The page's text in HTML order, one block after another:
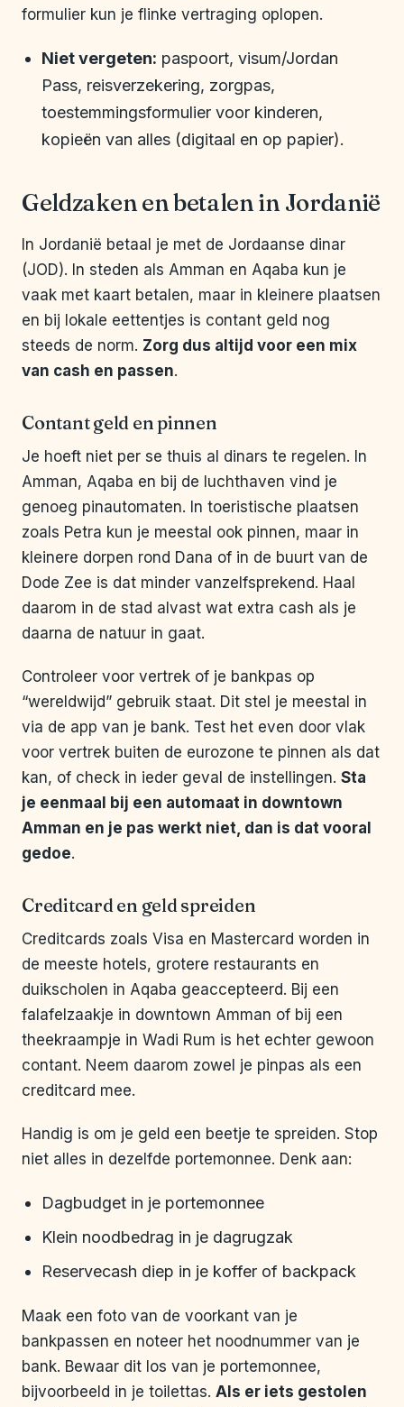
formulier kun je flinke vertraging oplopen.
Niet vergeten: paspoort, visum/Jordan
Pass, reisverzekering, zorgpas,
toestemmingsformulier voor kinderen,
kopieën van alles (digitaal en op papier).
Geldzaken en betalen in Jordanië
In Jordanië betaal je met de Jordaanse dinar
(JOD). In steden als Amman en Aqaba kun je
vaak met kaart betalen, maar in kleinere plaatsen
en bij lokale eettentjes is contant geld nog
steeds de norm. Zorg dus altijd voor een mix
van cash en passen.
Contant geld en pinnen
Je hoeft niet per se thuis al dinars te regelen. In
Amman, Aqaba en bij de luchthaven vind je
genoeg pinautomaten. In toeristische plaatsen
zoals Petra kun je meestal ook pinnen, maar in
kleinere dorpen rond Dana of in de buurt van de
Dode Zee is dat minder vanzelfsprekend. Haal
daarom in de stad alvast wat extra cash als je
daarna de natuur in gaat.
Controleer voor vertrek of je bankpas op
“wereldwijd” gebruik staat. Dit stel je meestal in
via de app van je bank. Test het even door vlak
voor vertrek buiten de eurozone te pinnen als dat
kan, of check in ieder geval de instellingen. Sta
je eenmaal bij een automaat in downtown
Amman en je pas werkt niet, dan is dat vooral
gedoe.
Creditcard en geld spreiden
Creditcards zoals Visa en Mastercard worden in
de meeste hotels, grotere restaurants en
duikscholen in Aqaba geaccepteerd. Bij een
falafelzaakje in downtown Amman of bij een
theekraampje in Wadi Rum is het echter gewoon
contant. Neem daarom zowel je pinpas als een
creditcard mee.
Handig is om je geld een beetje te spreiden. Stop
niet alles in dezelfde portemonnee. Denk aan:
Dagbudget in je portemonnee
Klein noodbedrag in je dagrugzak
Reservecash diep in je koffer of backpack
Maak een foto van de voorkant van je
bankpassen en noteer het noodnummer van je
bank. Bewaar dit los van je portemonnee,
bijvoorbeeld in je toilettas. Als er iets gestolen